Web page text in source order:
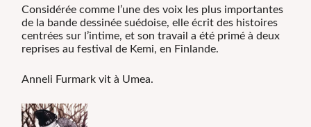
Considérée comme l’une des voix les plus importantes
de la bande dessinée suédoise, elle écrit des histoires
centrées sur l’intime, et son travail a été primé à deux
reprises au festival de Kemi, en Finlande.
Anneli Furmark vit à Umea.